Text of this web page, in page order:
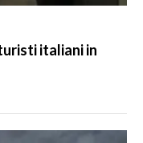
italiani in